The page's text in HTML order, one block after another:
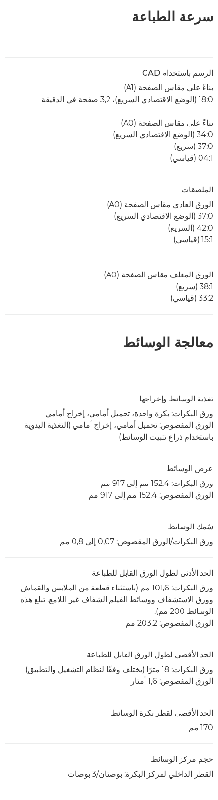
سرعة الطباعة
الرسم باستخدام CAD
بناءً على مقاس الصفحة (A1)
0:‏18 (الوضع الاقتصادي السريع)، 3,2 صفحة في الدقيقة
بناءً على مقاس الصفحة (A0)
0:‏34 (الوضع الاقتصادي السريع)
0:‏37 (سريع)
1:‏04 (قياسي)
الملصقات
الورق العادي مقاس الصفحة (A0)
0:‏37 (الوضع الاقتصادي السريع)
0:‏42 (السريع)
1:‏15 (قياسي)
الورق المغلف مقاس الصفحة (A0)
1:‏38 (سريع)
2:‏33 (قياسي)
معالجة الوسائط
تغذية الوسائط وإخراجها
ورق البكرات: بكرة واحدة، تحميل أمامي، إخراج أمامي
الورق المقصوص: تحميل أمامي، إخراج أمامي (التغذية اليدوية
باستخدام ذراع تثبيت الوسائط)
عرض الوسائط
ورق البكرات: 152,4 مم إلى 917 مم
الورق المقصوص: 152,4 مم إلى 917 مم
سُمك الوسائط
ورق البكرات/الورق المقصوص: 0,07 إلى 0,8 مم
الحد الأدنى لطول الورق القابل للطباعة
ورق البكرات: 101,6 مم (باستثناء قطعة من الملابس والقماش
وورق الاستشفاف ووسائط الفيلم الشفاف غير اللامع. تبلغ هذه
الوسائط 200 مم).
الورق المقصوص: 203,2 مم
الحد الأقصى لطول الورق القابل للطباعة
ورق البكرات: 18 مترًا (يختلف وفقًا لنظام التشغيل والتطبيق)
الورق المقصوص: 1,6 أمتار
الحد الأقصى لقطر بكرة الوسائط
170 مم
حجم مركز الوسائط
القطر الداخلي لمركز البكرة: بوصتان/3 بوصات